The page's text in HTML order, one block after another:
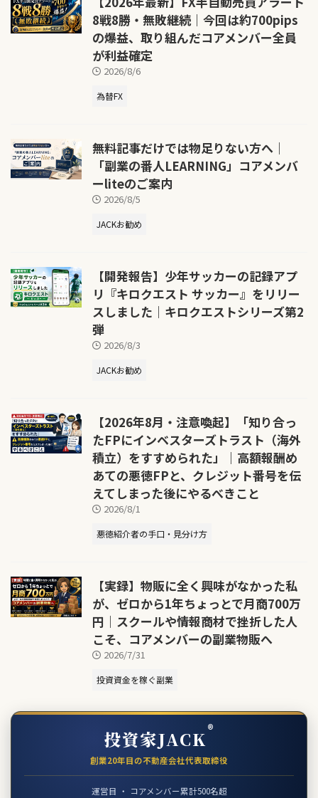
8戦8勝・無敗継続｜今回は約700pips
の爆益、取り組んだコアメンバー全員
が利益確定
2026/8/6
為替FX
無料記事だけでは物足りない方へ｜
「副業の番人LEARNING」コアメンバ
ーliteのご案内
2026/8/5
JACKお勧め
【開発報告】少年サッカーの記録アプ
リ『キロクエスト サッカー』をリリー
スしました｜キロクエストシリーズ第2
弾
2026/8/3
JACKお勧め
【2026年8月・注意喚起】「知り合っ
たFPにインベスターズトラスト（海外
積立）をすすめられた」｜高額報酬め
あての悪徳FPと、クレジット番号を伝
えてしまった後にやるべきこと
2026/8/1
悪徳紹介者の手口・見分け方
【実録】物販に全く興味がなかった私
が、ゼロから1年ちょっとで月商700万
円｜スクールや情報商材で挫折した人
こそ、コアメンバーの副業物販へ
2026/7/31
投資資金を稼ぐ副業
投資家JACK®
創業20年目の不動産会社代表取締役
運営目 ・ コアメンバー累計500名超